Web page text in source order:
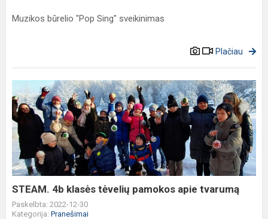
Muzikos būrelio "Pop Sing" sveikinimas
Plačiau
STEAM.
4b
klasės
tėvelių
pamokos
apie
tvarumą
STEAM. 4b klasės tėvelių pamokos apie tvarumą
Paskelbta: 2022-12-30
Kategorija: Pranešimai